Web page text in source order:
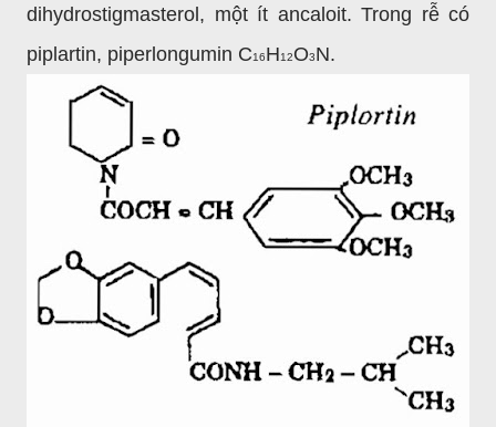
dihydrostigmasterol, một ít ancaloit. Trong rễ có
piplartin, piperlongumin C16H12O3N.